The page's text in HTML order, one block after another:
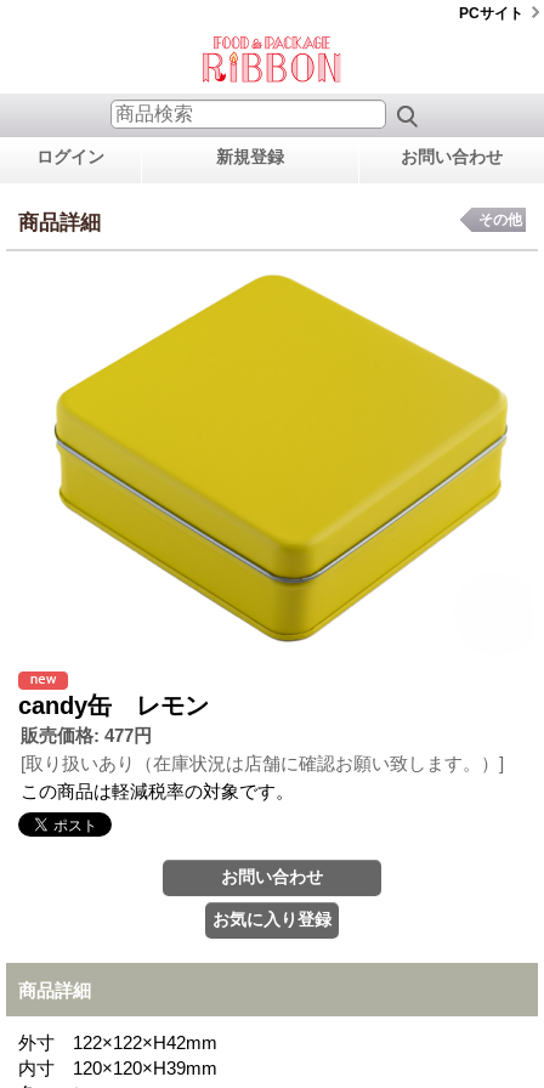
PCサイト
ログイン 新規登録 お問い合わせ
商品詳細 その他
candy缶 レモン
販売価格: 477円
[取り扱いあり（在庫状況は店舗に確認お願い致します。）]
この商品は軽減税率の対象です。
商品詳細
外寸 122×122×H42mm
内寸 120×120×H39mm